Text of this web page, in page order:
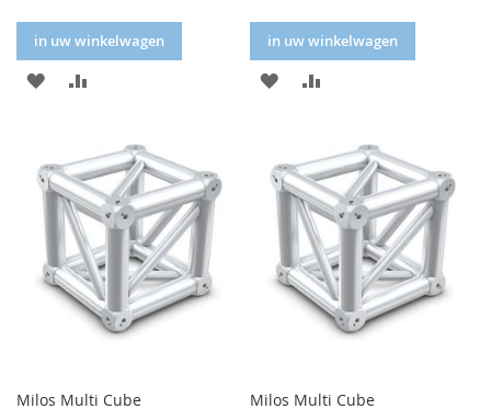
in uw winkelwagen
IN
in uw winkelwagen
IN
Milos Multi Cube
Milos Multi Cube